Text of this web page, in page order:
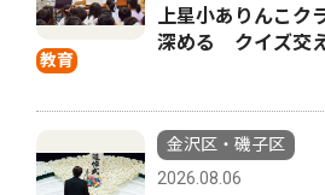
教育
上星小ありんこ
深める クイズ交
金沢区・磯子区
2026.08.06